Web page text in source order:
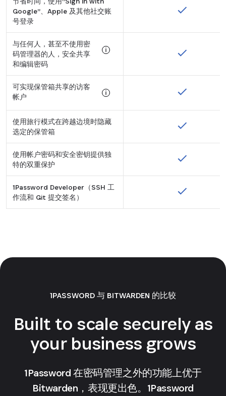
Google”、Apple 及其他社交账
号登录
与任何人，甚至不使用密
码管理器的人，安全共享
和编辑密码
Bitwarden Send 提供共享功能，但接收
可实现保管箱共享的访客
帐户
Tooltip:
仅适用于 1Password Families 计划。
使用旅行模式在跨越边境时隐藏
选定的保管箱
使用帐户密码和安全密钥提供独
特的双重保护
1Password Developer（SSH 工
作流和 Git 提交签名）
1PASSWORD 与 BITWARDEN 的比较
Built to scale securely as
your business grows
1Password 在密码管理之外的功能上优于
Bitwarden，表现更出色。1Password